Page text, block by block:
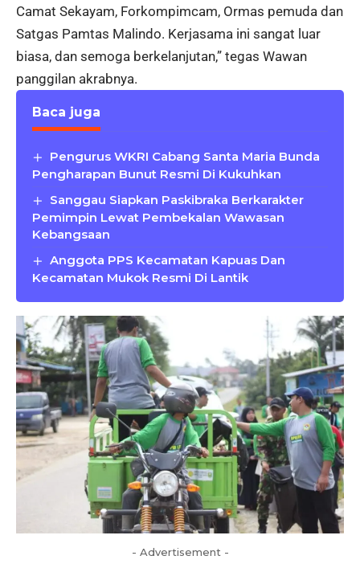
Camat Sekayam, Forkompimcam, Ormas pemuda dan
Satgas Pamtas Malindo. Kerjasama ini sangat luar
biasa, dan semoga berkelanjutan,” tegas Wawan
panggilan akrabnya.
Baca juga
Pengurus WKRI Cabang Santa Maria Bunda
Pengharapan Bunut Resmi Di Kukuhkan
Sanggau Siapkan Paskibraka Berkarakter
Pemimpin Lewat Pembekalan Wawasan
Kebangsaan
Anggota PPS Kecamatan Kapuas Dan
Kecamatan Mukok Resmi Di Lantik
- Advertisement -